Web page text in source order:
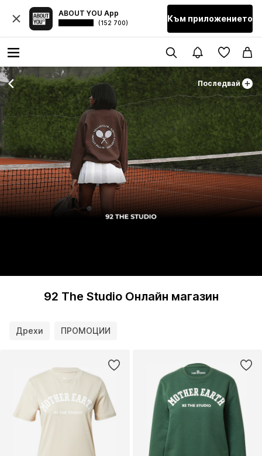
ABOUT YOU App
(152 700) Към приложението
Последвай
92 The Studio Онлайн магазин
Дрехи ПРОМОЦИИ